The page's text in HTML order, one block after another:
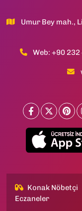
Umur Bey mah.,
Web: +90
Konak Nöbetçi
Eczaneler